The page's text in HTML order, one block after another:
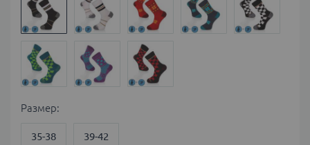
Размер
35-38 39-42